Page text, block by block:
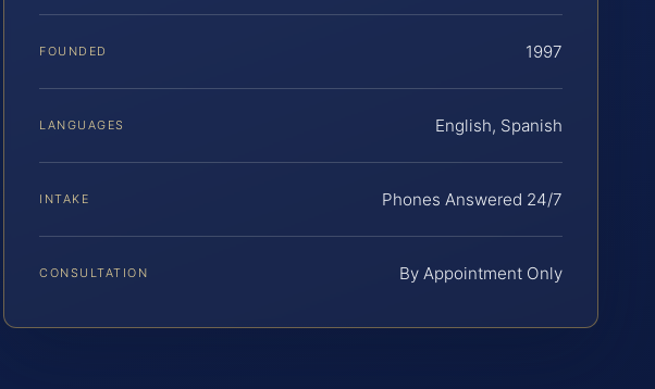
FOUNDED 1997
LANGUAGES English, Spanish
INTAKE Phones Answered 24/7
CONSULTATION By Appointment Only